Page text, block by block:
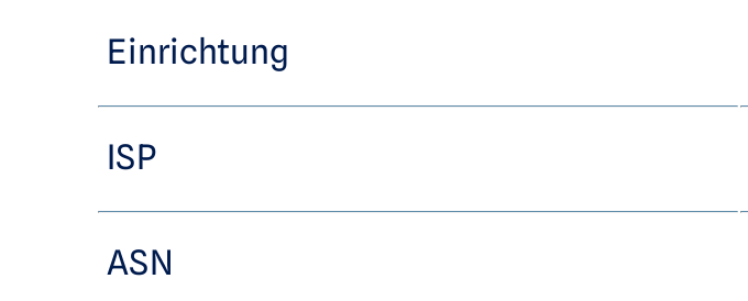
Einrichtung
ISP
ASN